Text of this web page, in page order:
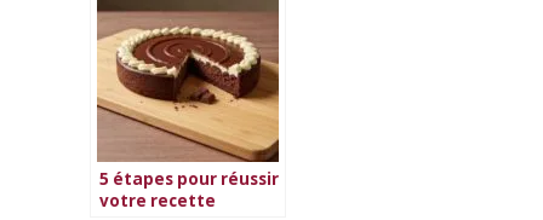
5 étapes pour réussir
votre recette